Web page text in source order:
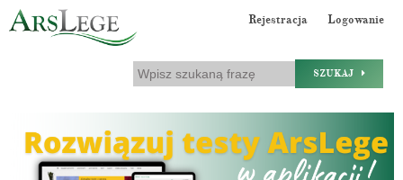
Rejestracja Logowanie
SZUKAJ